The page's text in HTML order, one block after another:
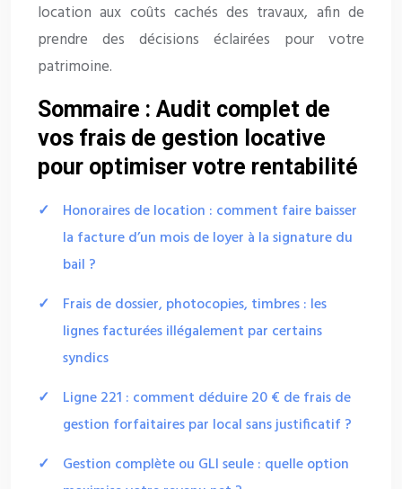
location aux coûts cachés des travaux, afin de
prendre des décisions éclairées pour votre
patrimoine.
Sommaire : Audit complet de
vos frais de gestion locative
pour optimiser votre rentabilité
Honoraires de location : comment faire baisser
la facture d’un mois de loyer à la signature du
bail ?
Frais de dossier, photocopies, timbres : les
lignes facturées illégalement par certains
syndics
Ligne 221 : comment déduire 20 € de frais de
gestion forfaitaires par local sans justificatif ?
Gestion complète ou GLI seule : quelle option